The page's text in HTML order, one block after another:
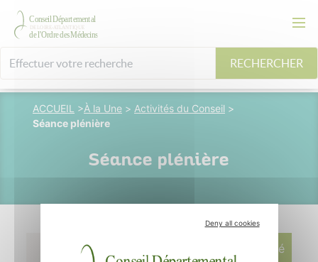
RECHERCHER
ACCUEIL >À la Une > Activités du Conseil >
Séance plénière
Séance plénière
12 janvier 2015 M. Longuespé
Deny all cookies